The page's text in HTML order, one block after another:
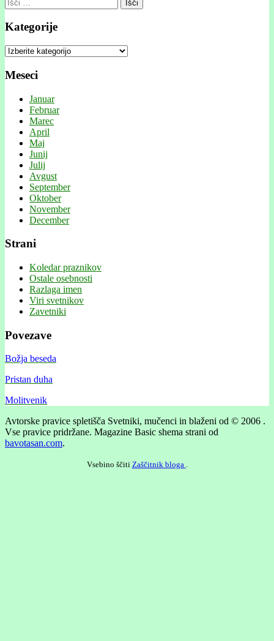
Kategorije
Kategorije
Meseci
Januar
Februar
Marec
April
Maj
Junij
Julij
Avgust
September
Oktober
November
December
Strani
Koledar praznikov
Ostale osebnosti
Razlaga imen
Viri svetnikov
Zavetniki
Povezave
Božja beseda
Pristan duha
Molitvenik
Avtorske pravice spletišča Svetniki, mučenci in blaženi od © 2006 .
Vse pravice pridržane. Magazine Basic shema strani od
bavotasan.com.
Vsebino ščiti Zaščitnik bloga .